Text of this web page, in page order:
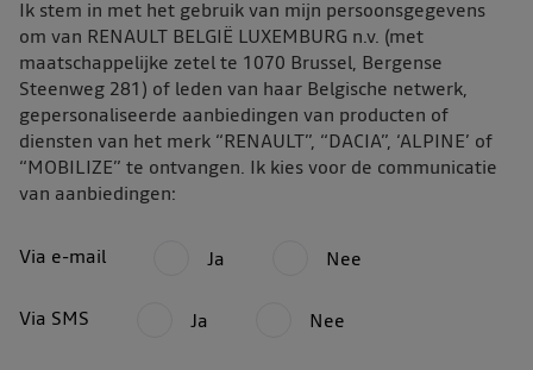
Ik stem in met het gebruik van mijn persoonsgegevens
om van RENAULT BELGIË LUXEMBURG n.v. (met
maatschappelijke zetel te 1070 Brussel, Bergense
Steenweg 281) of leden van haar Belgische netwerk,
gepersonaliseerde aanbiedingen van producten of
diensten van het merk “RENAULT”, “DACIA”, ‘ALPINE’ of
“MOBILIZE” te ontvangen. Ik kies voor de communicatie
van aanbiedingen:
Via e-mail Ja Nee
Via SMS Ja Nee